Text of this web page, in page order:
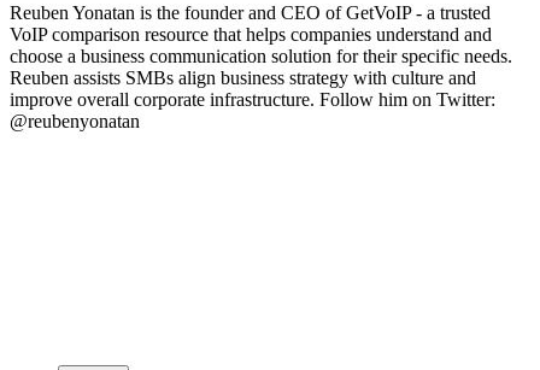
Reuben Yonatan is the founder and CEO of GetVoIP - a trusted
VoIP comparison resource that helps companies understand and
choose a business communication solution for their specific needs.
Reuben assists SMBs align business strategy with culture and
improve overall corporate infrastructure. Follow him on Twitter:
@reubenyonatan